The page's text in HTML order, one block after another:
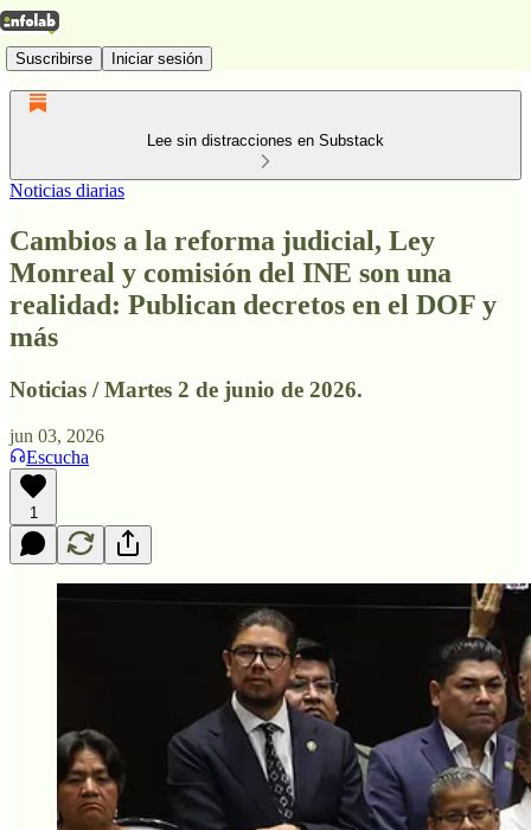
Suscribirse Iniciar sesión
Lee sin distracciones en Substack
Noticias diarias
Cambios a la reforma judicial, Ley
Monreal y comisión del INE son una
realidad: Publican decretos en el DOF y
más
Noticias / Martes 2 de junio de 2026.
jun 03, 2026
Escucha
1